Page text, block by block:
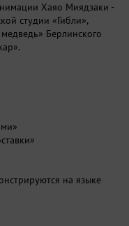
Хаяо Миядзаки -
студии «Гибли»,
Берлинского
на языке